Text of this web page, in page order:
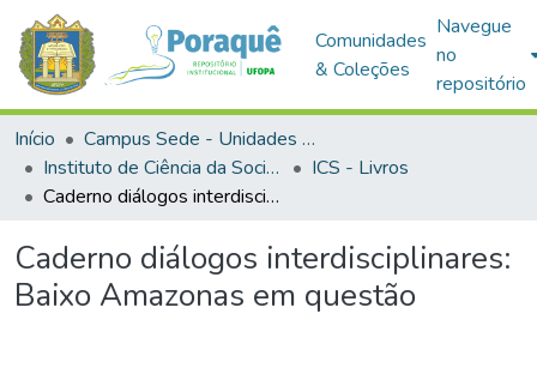
Comunidades
& Coleções
Navegue
no
repositório
Início
Campus Sede - Unidades Acadêmicas
Instituto de Ciência da Sociedade
ICS - Livros
Caderno diálogos interdisciplinares: Baixo Amazonas em questão
Caderno diálogos interdisciplinares:
Baixo Amazonas em questão